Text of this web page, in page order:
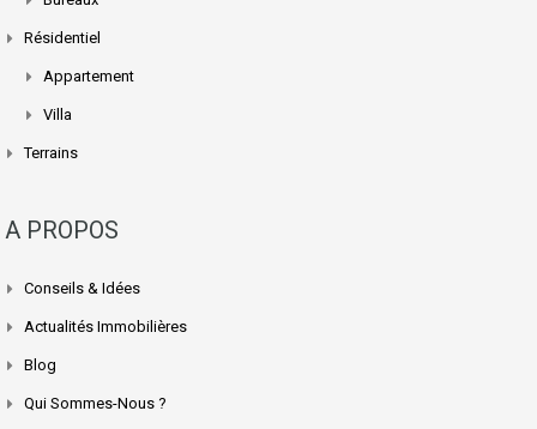
Résidentiel
Appartement
Villa
Terrains
A PROPOS
Conseils & Idées
Actualités Immobilières
Blog
Qui Sommes-Nous ?